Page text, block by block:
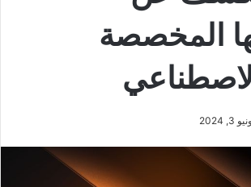
المخصصة
3, 2024